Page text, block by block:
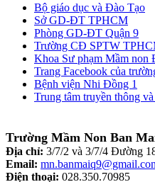
Bộ giáo dục và Đào Tạo
Sở GD-ĐT TPHCM
Phòng GD-ĐT Quận 9
Trường CĐ SPTW
Khoa Sư phạm Mầm non
Trang Facebook của
Bệnh viện Nhi Đồng 1
Trung tâm truyền thông
Trường Mầm Non Ban
Địa chỉ: 3/7/2 và 3/7/4 Đường
Email:
Điện thoại: 028.350.70985